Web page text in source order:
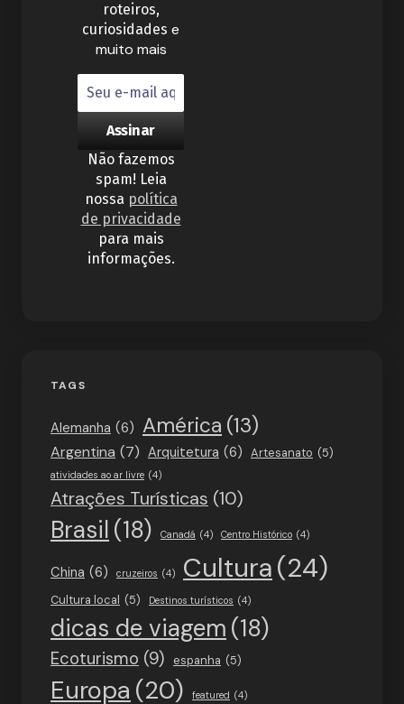
roteiros,
curiosidades e
muito mais
Não fazemos
spam! Leia
nossa política
de privacidade
para mais
informações.
TAGS
Alemanha (6) América (13)
Argentina (7) Arquitetura (6) Artesanato (5)
atividades ao ar livre (4)
Atrações Turísticas (10)
Brasil (18) Canadá (4) Centro Histórico (4)
China (6) cruzeiros (4) Cultura(24)
Cultura local (5) Destinos turísticos (4)
dicas de viagem (18)
Ecoturismo (9) espanha (5)
Europa (20) featured (4)